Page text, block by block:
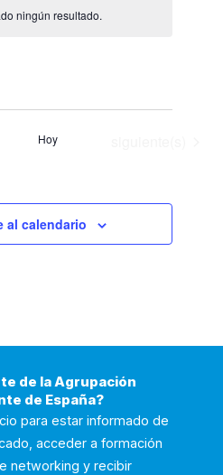
ningún resultado.
Hoy
al calendario
de la Agrupación
de España?
para estar informado de
acceder a formación
networking y recibir